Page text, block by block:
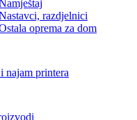
razdjelnici
oprema za dom
najam printera